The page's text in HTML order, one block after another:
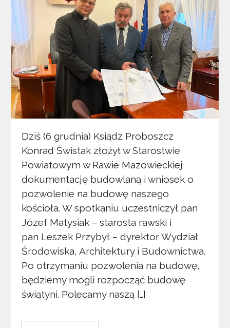
Dziś (6 grudnia) Ksiądz Proboszcz
Konrad Świstak złożył w Starostwie
Powiatowym w Rawie Mazowieckiej
dokumentację budowlaną i wniosek o
pozwolenie na budowę naszego
kościoła. W spotkaniu uczestniczył pan
Józef Matysiak – starosta rawski i
pan Leszek Przybył – dyrektor Wydział
Środowiska, Architektury i Budownictwa.
Po otrzymaniu pozwolenia na budowę,
będziemy mogli rozpocząć budowę
świątyni. Polecamy naszą […]